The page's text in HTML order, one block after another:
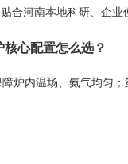
合河南本地科研、企
心配置怎么选？
炉内温场、氨气均匀